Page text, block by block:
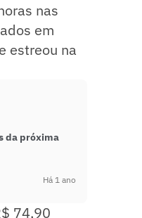
nas
em
estreou na
da próxima
Há 1 ano
74,90